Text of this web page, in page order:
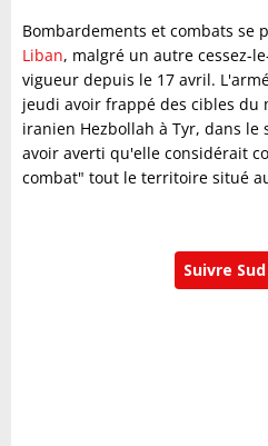
Bombardements et combats se
Liban, malgré un autre cessez-
vigueur depuis le 17 avril.
jeudi avoir frappé des cibles du
iranien Hezbollah à Tyr, dans
avoir averti qu'elle considérait
combat" tout le territoire situé
Suivre